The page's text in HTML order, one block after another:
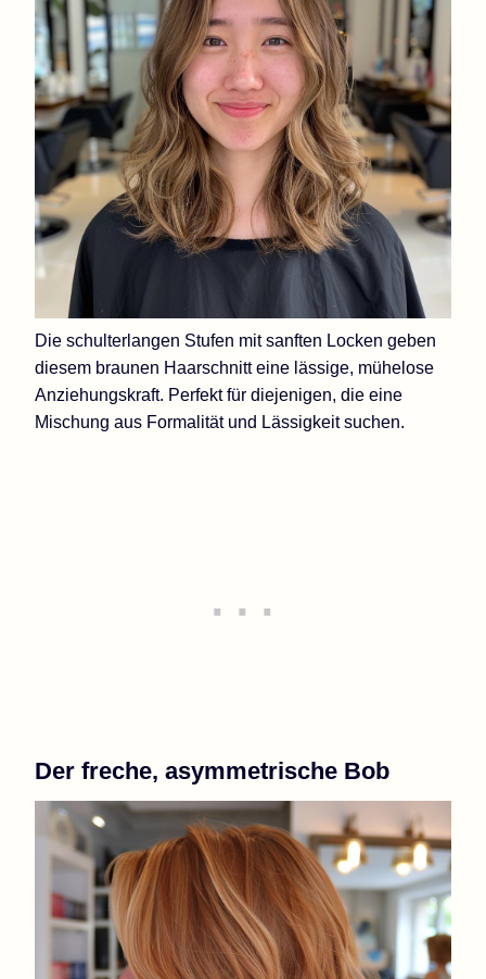
Die schulterlangen Stufen mit sanften Locken geben
diesem braunen Haarschnitt eine lässige, mühelose
Anziehungskraft. Perfekt für diejenigen, die eine
Mischung aus Formalität und Lässigkeit suchen.
Der freche, asymmetrische Bob